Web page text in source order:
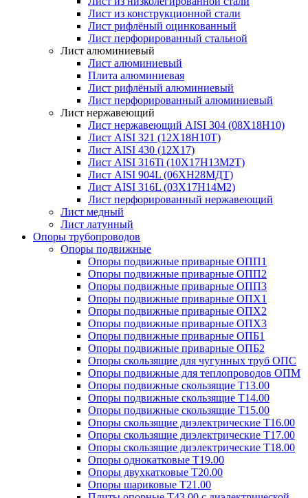
Лист из конструкционной стали
Лист рифлёный оцинкованный
Лист перфорированный стальной
Лист алюминиевый
Лист алюминиевый
Плита алюминиевая
Лист рифлёный алюминиевый
Лист перфорированный алюминиевый
Лист нержавеющий
Лист нержавеющий AISI 304 (08Х18Н10)
Лист AISI 321 (12Х18Н10Т)
Лист AISI 430 (12Х17)
Лист AISI 316Ti (10Х17Н13М2Т)
Лист AISI 904L (06ХН28МДТ)
Лист AISI 316L (03Х17Н14М2)
Лист перфорированный нержавеющий
Лист медный
Лист латунный
Опоры трубопроводов
Опоры подвижные
Опоры подвижные приварные ОПП1
Опоры подвижные приварные ОПП2
Опоры подвижные приварные ОПП3
Опоры подвижные приварные ОПХ1
Опоры подвижные приварные ОПХ2
Опоры подвижные приварные ОПХ3
Опоры подвижные приварные ОПБ1
Опоры подвижные приварные ОПБ2
Опоры скользящие для чугунных труб ОПС
Опоры подвижные для теплопроводов ОПМ
Опоры подвижные скользящие Т13.00
Опоры подвижные скользящие Т14.00
Опоры подвижные скользящие Т15.00
Опоры скользящие диэлектрические Т16.00
Опоры скользящие диэлектрические Т17.00
Опоры скользящие диэлектрические Т18.00
Опоры однокатковые Т19.00
Опоры двухкатковые Т20.00
Опоры шариковые Т21.00